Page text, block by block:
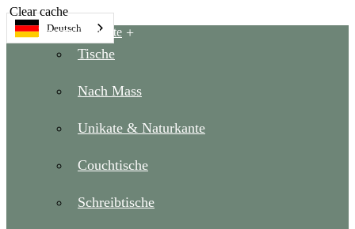
Deutsch
Unsere Produkte
Tische
Nach Mass
Unikate & Naturkante
Couchtische
Schreibtische
Clear cache